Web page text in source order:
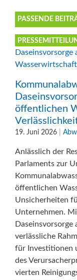
PASSENDE
öffentlichen
19. Juni 2026
Anlässlich der
Parlaments zur
öffentlichen
Unsicherheiten
Unternehmen.
verlässliche
für Investitionen
des
vierten